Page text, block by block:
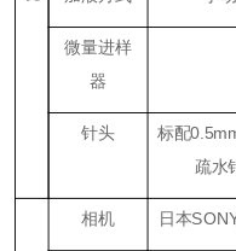
微量进样
器
针头 标配
疏水
相机 日本